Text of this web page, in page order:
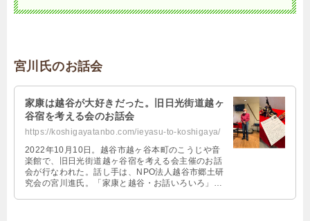
宮川氏のお話会
家康は越谷が大好きだった。旧日光街道越ヶ
谷宿を考える会のお話会
https://koshigayatanbo.com/ieyasu-to-koshigaya/
2022年10月10日。越谷市越ヶ谷本町のこうじや音
楽館で、旧日光街道越ヶ谷宿を考える会主催のお話
会が行なわれた。話し手は、NPO法人越谷市郷土研
究会の宮川進氏。「家康と越谷・お話いろいろ」と